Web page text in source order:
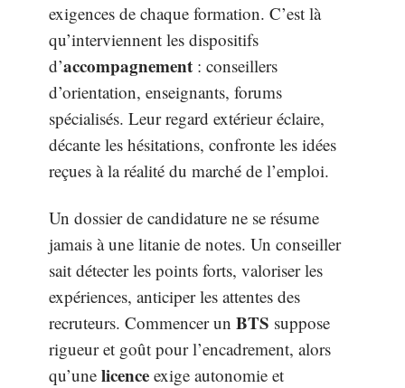
exigences de chaque formation. C’est là
qu’interviennent les dispositifs
d’accompagnement : conseillers
d’orientation, enseignants, forums
spécialisés. Leur regard extérieur éclaire,
décante les hésitations, confronte les idées
reçues à la réalité du marché de l’emploi.
Un dossier de candidature ne se résume
jamais à une litanie de notes. Un conseiller
sait détecter les points forts, valoriser les
expériences, anticiper les attentes des
recruteurs. Commencer un BTS suppose
rigueur et goût pour l’encadrement, alors
qu’une licence exige autonomie et